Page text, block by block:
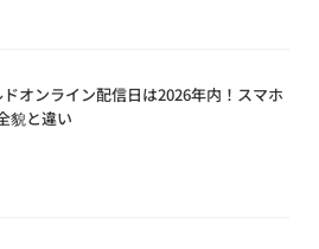
オンライン配信日は2026年内！スマホ
貌と違い